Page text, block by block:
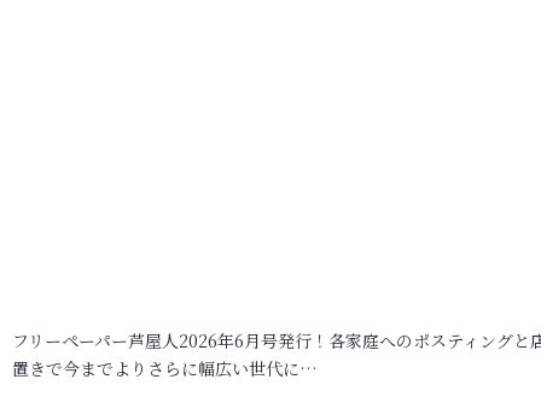
フリーペーパー芦屋人2026年6月号発行！各家庭へのポスティングと
置きで今までよりさらに幅広い世代に…